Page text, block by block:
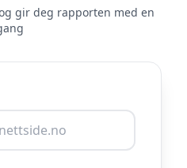
gir deg rapporten med en